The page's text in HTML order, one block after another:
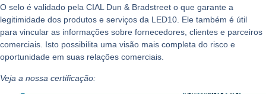
O selo é validado pela CIAL Dun & Bradstreet o que garante a
legitimidade dos produtos e serviços da LED10. Ele também é útil
para vincular as informações sobre fornecedores, clientes e parceiros
comerciais. Isto possibilita uma visão mais completa do risco e
oportunidade em suas relações comerciais.
Veja a nossa certificação: